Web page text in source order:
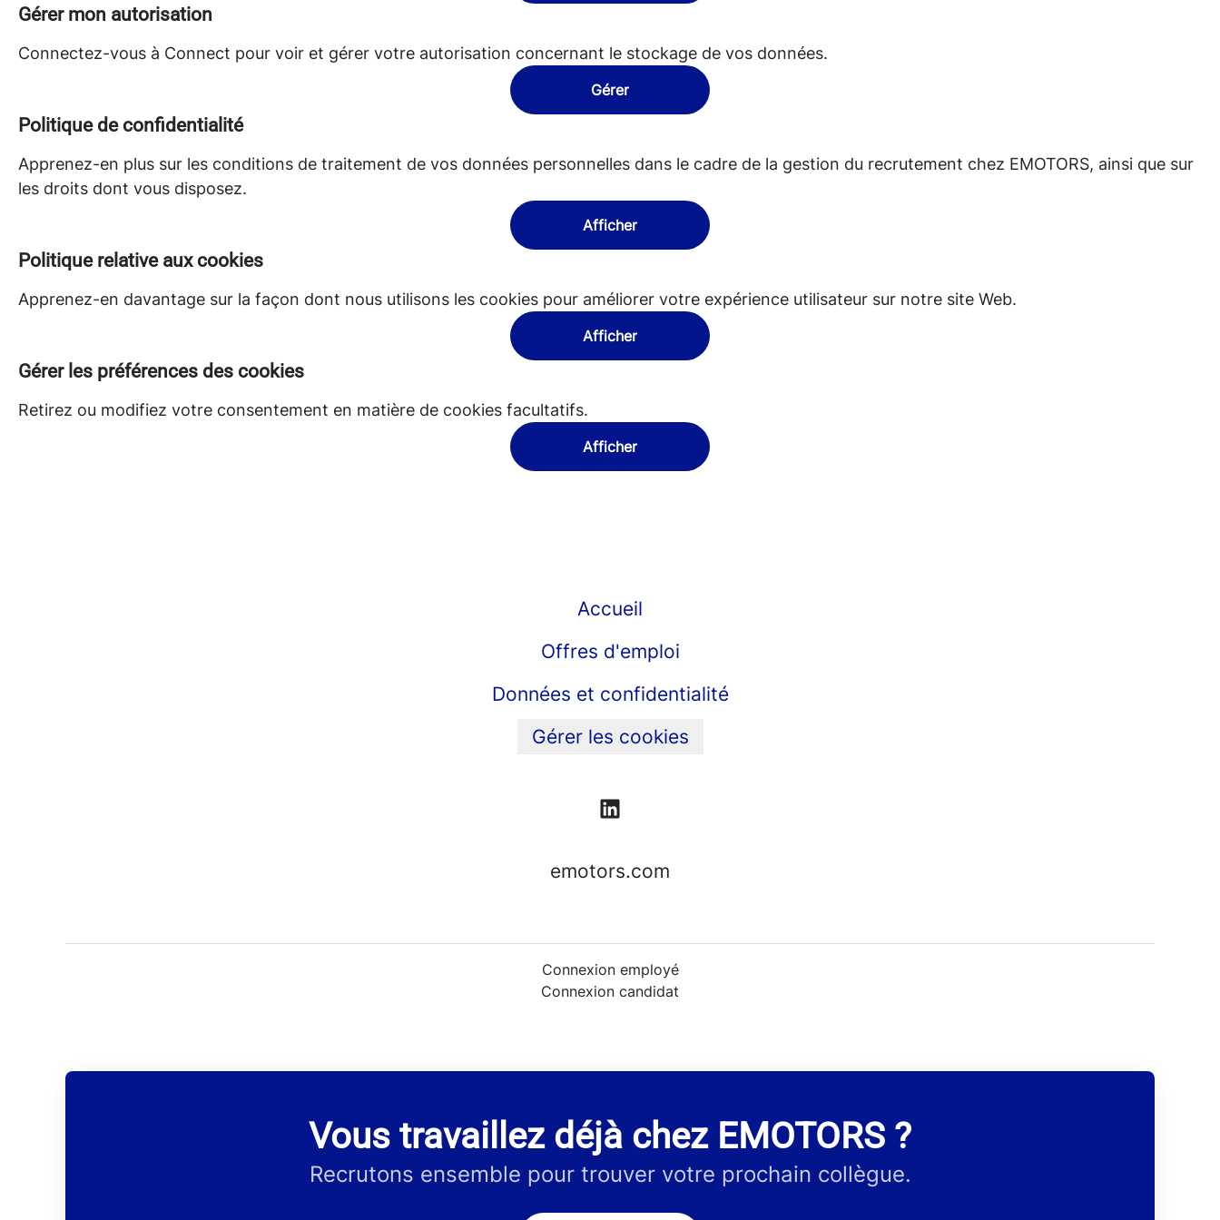
Gérer mon autorisation
Connectez-vous à Connect pour voir et gérer votre autorisation concernant le stockage de vos données.
Gérer
Politique de confidentialité
Apprenez-en plus sur les conditions de traitement de vos données personnelles dans le cadre de la gestion du recrutement chez EMOTORS, ainsi que sur
les droits dont vous disposez.
Afficher
Politique relative aux cookies
Apprenez-en davantage sur la façon dont nous utilisons les cookies pour améliorer votre expérience utilisateur sur notre site Web.
Afficher
Gérer les préférences des cookies
Retirez ou modifiez votre consentement en matière de cookies facultatifs.
Afficher
Accueil
Offres d'emploi
Données et confidentialité
Gérer les cookies
emotors.com
Connexion employé
Connexion candidat
Vous travaillez déjà chez EMOTORS ?
Recrutons ensemble pour trouver votre prochain collègue.